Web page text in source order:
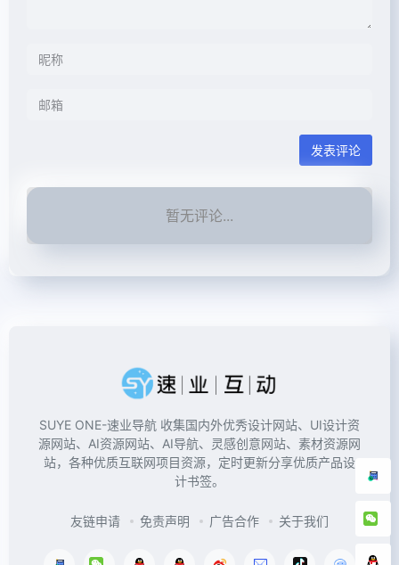
发表评论
暂无评论...
SUYE ONE-速业导航 收集国内外优秀设计网站、UI设计资
源网站、AI资源网站、AI导航、灵感创意网站、素材资源网
站，各种优质互联网项目资源，定时更新分享优质产品设
计书签。
友链申请 免责声明 广告合作 关于我们